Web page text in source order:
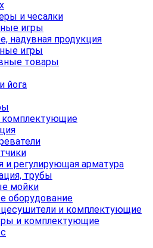
и чесалки
игры
надувная продукция
игры
товары
йога
комплектующие
и регулирующая арматура
трубы
мойки
оборудование
и комплектующие
и комплектующие